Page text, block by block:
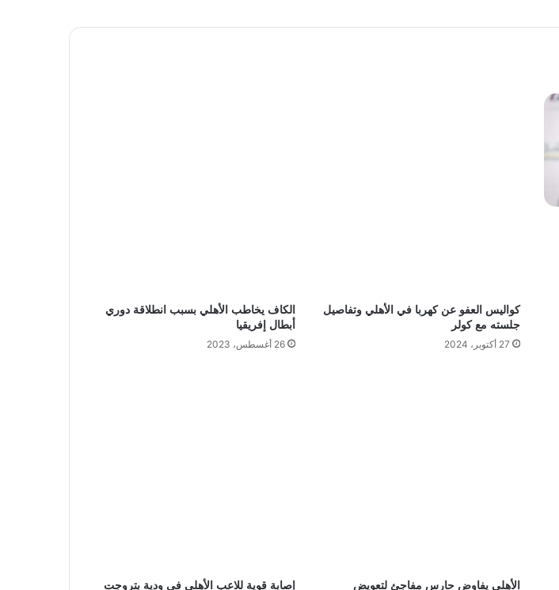
كواليس العفو عن كهربا في الأهلي وتفاصيل
جلسته مع كولر
27 أكتوبر، 2024
الكاف يخاطب الأهلي بسبب انطلاقة دوري
أبطال إفريقيا
26 أغسطس، 2023
الأهلي يفاوض حارس مفاجئ لتعويض إصابة قوية للاعب الأهلي في ودية بتروجت